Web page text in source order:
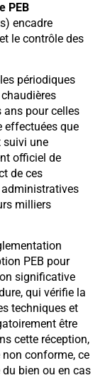
PEB
encadre
le contrôle des
périodiques
pour celles
effectuées que
suivi une
officiel de
de ces
milliers
PEB pour
significative
qui vérifie la
techniques et
être
cette réception,
conforme, ce
bien ou en cas